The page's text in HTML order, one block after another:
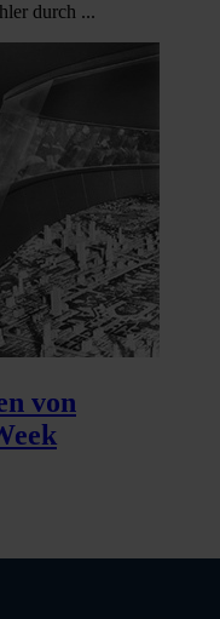
durch ...
von